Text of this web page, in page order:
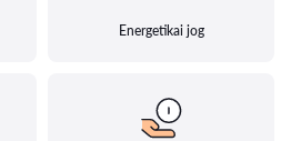
Energetikai jog